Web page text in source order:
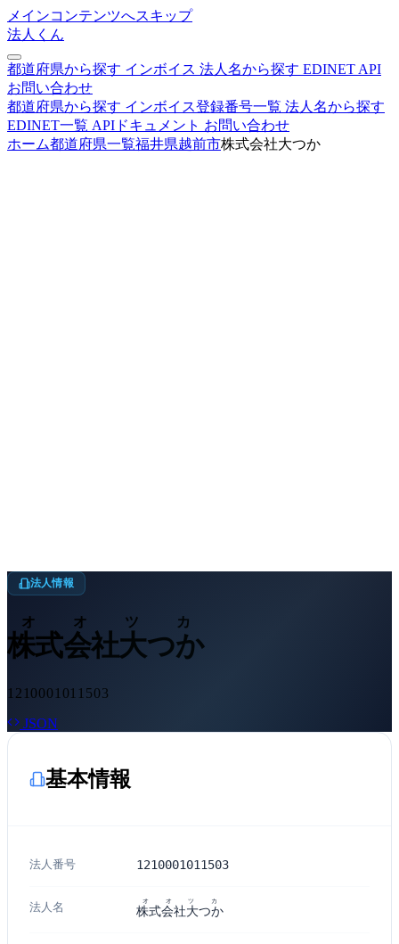
メインコンテンツへスキップ
法人くん
都道府県から探す インボイス 法人名から探す EDINET API
お問い合わせ
都道府県から探す インボイス登録番号一覧 法人名から探す
EDINET一覧 APIドキュメント お問い合わせ
ホーム都道府県一覧福井県越前市株式会社大つか
法人情報
株式会社大つか
オオツカ
1210001011503
JSON
基本情報
法人番号 1210001011503
法人名 株式会社大つか
オオツカ